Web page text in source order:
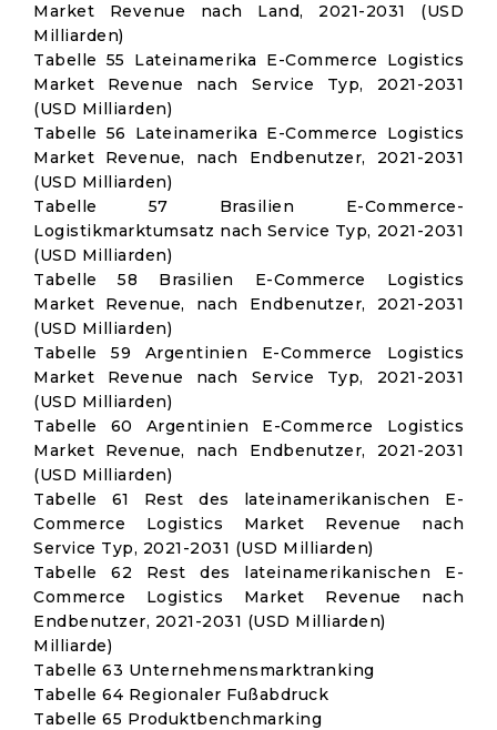
Market Revenue nach Land, 2021-2031 (USD
Milliarden)
Tabelle 55 Lateinamerika E-Commerce Logistics
Market Revenue nach Service Typ, 2021-2031
(USD Milliarden)
Tabelle 56 Lateinamerika E-Commerce Logistics
Market Revenue, nach Endbenutzer, 2021-2031
(USD Milliarden)
Tabelle 57 Brasilien E-Commerce-
Logistikmarktumsatz nach Service Typ, 2021-2031
(USD Milliarden)
Tabelle 58 Brasilien E-Commerce Logistics
Market Revenue, nach Endbenutzer, 2021-2031
(USD Milliarden)
Tabelle 59 Argentinien E-Commerce Logistics
Market Revenue nach Service Typ, 2021-2031
(USD Milliarden)
Tabelle 60 Argentinien E-Commerce Logistics
Market Revenue, nach Endbenutzer, 2021-2031
(USD Milliarden)
Tabelle 61 Rest des lateinamerikanischen E-
Commerce Logistics Market Revenue nach
Service Typ, 2021-2031 (USD Milliarden)
Tabelle 62 Rest des lateinamerikanischen E-
Commerce Logistics Market Revenue nach
Endbenutzer, 2021-2031 (USD Milliarden)
Milliarde)
Tabelle 63 Unternehmensmarktranking
Tabelle 64 Regionaler Fußabdruck
Tabelle 65 Produktbenchmarking